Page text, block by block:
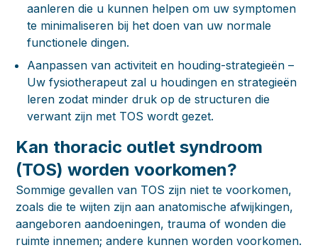
aanleren die u kunnen helpen om uw symptomen
te minimaliseren bij het doen van uw normale
functionele dingen.
Aanpassen van activiteit en houding-strategieën –
Uw fysiotherapeut zal u houdingen en strategieën
leren zodat minder druk op de structuren die
verwant zijn met TOS wordt gezet.
Kan thoracic outlet syndroom
(TOS) worden voorkomen?
Sommige gevallen van TOS zijn niet te voorkomen,
zoals die te wijten zijn aan anatomische afwijkingen,
aangeboren aandoeningen, trauma of wonden die
ruimte innemen; andere kunnen worden voorkomen.